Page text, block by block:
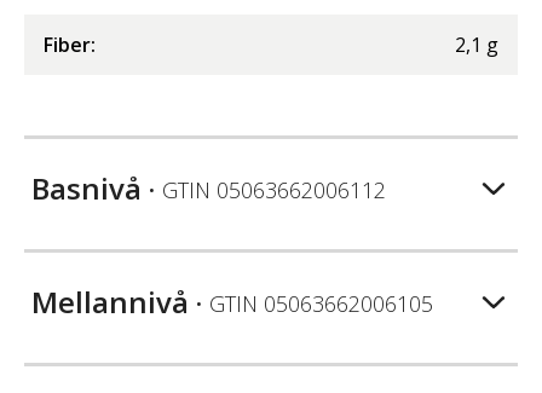
Fiber: 2,1 g
Basnivå • GTIN 05063662006112
Mellannivå • GTIN 05063662006105